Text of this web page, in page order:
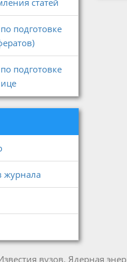
статей
подготовке
подготовке
журнала
вузов. Ядерная